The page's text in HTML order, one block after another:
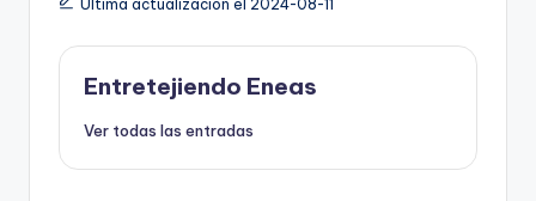
Última actualización el 2024-08-11
Entretejiendo Eneas
Ver todas las entradas